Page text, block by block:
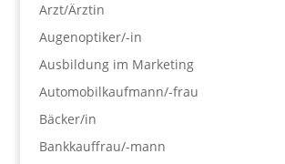
Arzt/Ärztin
Augenoptiker/-in
Ausbildung im Marketing
Automobilkaufmann/-frau
Bäcker/in
Bankkauffrau/-mann